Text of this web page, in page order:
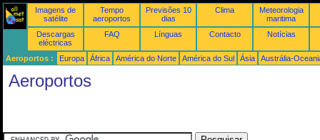
Imagens de
satélite
Tempo
aeroportos
Previsões 10
dias
Clima
Meteorologia
maritima
Descargas
eléctricas
FAQ Línguas Contacto Notícias
Aeroportos : Europa África América do Norte América do Sul Ásia Austrália-
Aeroportos